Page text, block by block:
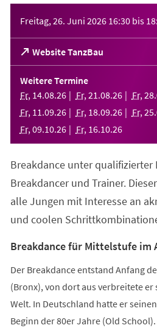
Freitag, 26. Juni 2026 16:30 bis
Website TanzBau
(Öffnet
in
einem
neuen
Tab)
Weitere Termine
Fr, 14.08.26 Fr, 21 .08.26 Fr, 28.
Fr, 11 .09.26 Fr, 18.09.26 Fr, 25.
Fr, 09.10.26 Fr, 16.10.26
Breakdance unter qualifizierter
Breakdancer und Trainer.
alle Jungen mit Interesse an
und coolen
Breakdance für Mittelstufe im
Der Breakdance entstand Anfang
(Bronx), von dort aus verbreitete er
Welt. In Deutschland hatte er
Beginn der 80er Jahre (Old